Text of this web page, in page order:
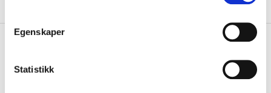
t
Egenskaper
Statistikk
Produkter med trykk kan ikke byttes eller returneres.
+
DETALJER